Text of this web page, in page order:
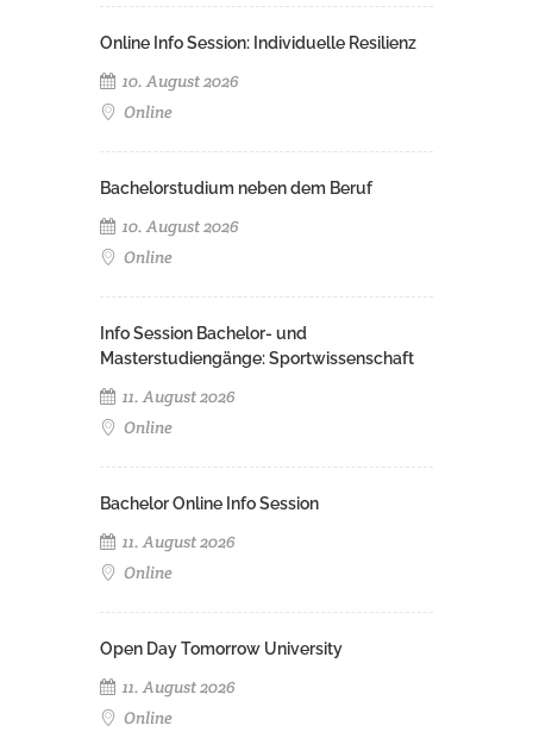
Online Info Session: Individuelle Resilienz
10. August 2026
Online
Bachelorstudium neben dem Beruf
10. August 2026
Online
Info Session Bachelor- und
Masterstudiengänge: Sportwissenschaft
11. August 2026
Online
Bachelor Online Info Session
11. August 2026
Online
Open Day Tomorrow University
11. August 2026
Online